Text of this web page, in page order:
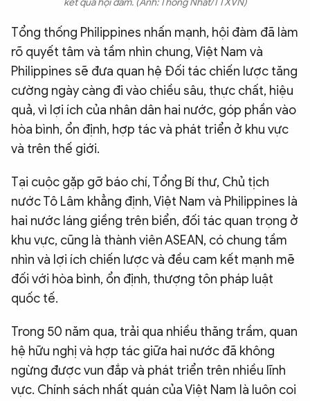
kết quả hội đàm. (Ảnh: Thống Nhất/TTXVN)
Tổng thống Philippines nhấn mạnh, hội đàm đã làm
rõ quyết tâm và tầm nhìn chung, Việt Nam và
Philippines sẽ đưa quan hệ Đối tác chiến lược tăng
cường ngày càng đi vào chiều sâu, thực chất, hiệu
quả, vì lợi ích của nhân dân hai nước, góp phần vào
hòa bình, ổn định, hợp tác và phát triển ở khu vực
và trên thế giới.
Tại cuộc gặp gỡ báo chí, Tổng Bí thư, Chủ tịch
nước Tô Lâm khẳng định, Việt Nam và Philippines là
hai nước láng giềng trên biển, đối tác quan trọng ở
khu vực, cũng là thành viên ASEAN, có chung tầm
nhìn và lợi ích chiến lược và đều cam kết mạnh mẽ
đối với hòa bình, ổn định, thượng tôn pháp luật
quốc tế.
Trong 50 năm qua, trải qua nhiều thăng trầm, quan
hệ hữu nghị và hợp tác giữa hai nước đã không
ngừng được vun đắp và phát triển trên nhiều lĩnh
vực. Chính sách nhất quán của Việt Nam là luôn coi